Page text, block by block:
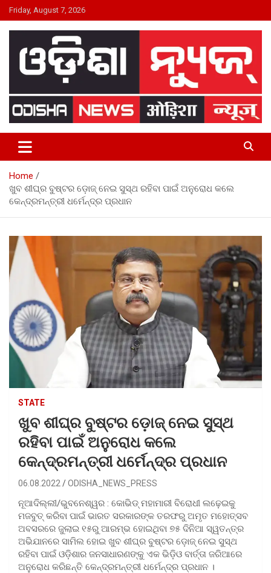
Skip
to
content
Friday, August 7, 2026
ODISHA NEWS
Home
ଖୁବ ଶୀଘ୍ର ବୁଷ୍ଟର ଡ଼ୋଜ୍ ନେଇ ସୁସ୍ଥ ରହିବା ପାଇଁ ଅନୁରୋଧ କଲେ
କେନ୍ଦ୍ରମନ୍ତ୍ରୀ ଧର୍ମେନ୍ଦ୍ର ପ୍ରଧାନ
STATE
ଖୁବ ଶୀଘ୍ର ବୁଷ୍ଟର ଡ଼ୋଜ୍ ନେଇ ସୁସ୍ଥ
ରହିବା ପାଇଁ ଅନୁରୋଧ କଲେ
କେନ୍ଦ୍ରମନ୍ତ୍ରୀ ଧର୍ମେନ୍ଦ୍ର ପ୍ରଧାନ
06.08.2022 ODISHA_NEWS_PRESS
ନୂଆଦିଲ୍ଲୀ/ଭୁବନେଶ୍ୱର : କୋଭିଡ୍ ମହାମାରୀ ବିରୋଧୀ ଲଢ଼େଇକୁ
ମଜବୁତ୍ କରିବା ପାଇଁ ଭାରତ ସରକାରଙ୍କ ତରଫରୁ ଅମୃତ ମହୋତ୍ସବ
ଅବସରରେ ଜୁଲାଇ ୧୫ରୁ ଆରମ୍ଭ ହୋଇଥିବା ୭୫ ଦିନିଆ ସ୍ୱତନ୍ତ୍ର
ଅଭିଯାନରେ ସାମିଲ ହୋଇ ଖୁବ ଶୀଘ୍ର ବୁଷ୍ଟର ଡ଼ୋଜ୍ ନେଇ ସୁସ୍ଥ
ରହିବା ପାଇଁ ଓଡ଼ିଶାର ଜନସାଧାରଣଙ୍କୁ ଏକ ଭିଡ଼ିଓ ବାର୍ତ୍ତା ଜରିଆରେ
ଅନୁରୋଧ କରିଛନ୍ତି କେନ୍ଦ୍ରମନ୍ତ୍ରୀ ଧର୍ମେନ୍ଦ୍ର ପ୍ରଧାନ ।